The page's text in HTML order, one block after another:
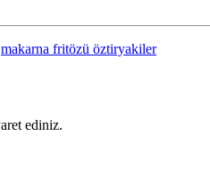
makarna fritözü öztiryakiler
ediniz.